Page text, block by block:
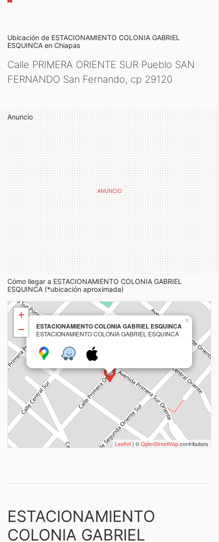
Ubicación de ESTACIONAMIENTO COLONIA GABRIEL
ESQUINCA en Chiapas
Calle PRIMERA ORIENTE SUR Pueblo SAN
FERNANDO San Fernando, cp 29120
Anuncio
Cómo llegar a ESTACIONAMIENTO COLONIA GABRIEL
ESQUINCA (*ubicación aproximada)
ESTACIONAMIENTO COLONIA GABRIEL ESQUINCA
ESTACIONAMIENTO COLONIA GABRIEL ESQUINCA
×
+
−
Leaflet | ©OpenStreetMapcontributors
ESTACIONAMIENTO
COLONIA GABRIEL